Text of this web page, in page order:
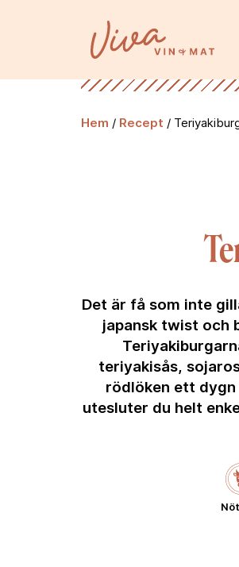
Hem / Recept /
Det är få som inte
japansk twist och
teriyakisås,
rödlöken ett dygn
utesluter du helt